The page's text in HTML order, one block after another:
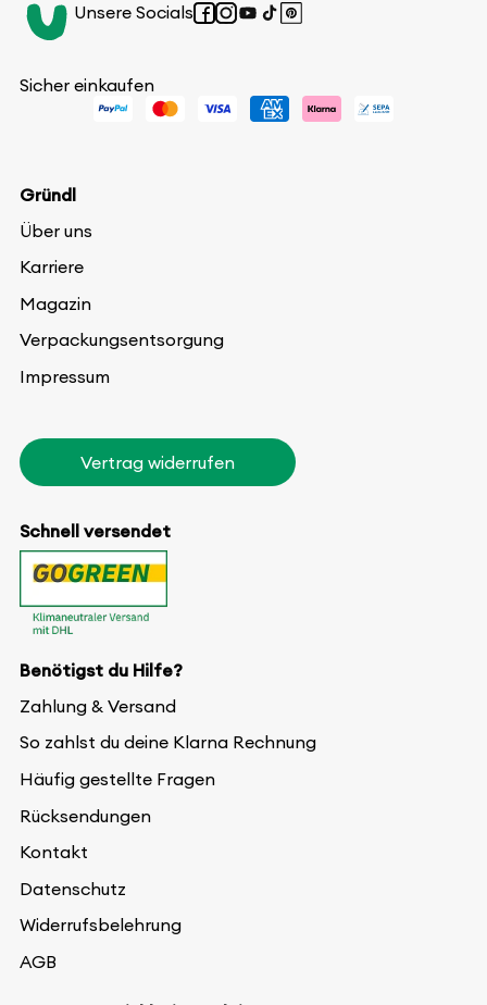
Unsere SocialsFacebook
Instagram
YouTube
TikTokPinterest
Sicher einkaufen
Benötigst du Hilfe?
Zahlung & Versand
So zahlst du deine Klarna Rechnung
Häufig gestellte Fragen
Rücksendungen
Kontakt
Datenschutz
Widerrufsbelehrung
AGB
Gründl
Über uns
Karriere
Magazin
Verpackungsentsorgung
Impressum
Vertrag widerrufen
Schnell versendet